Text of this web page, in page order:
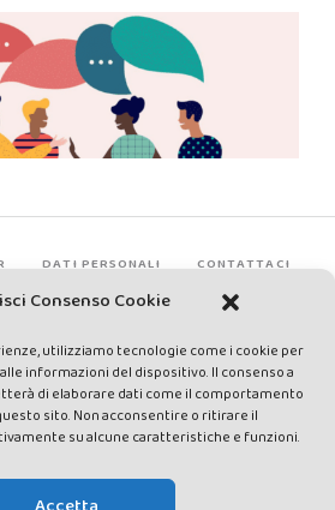
Consenso Cookie
utilizziamo tecnologie come i cookie per
informazioni del dispositivo. Il consenso a
di elaborare dati come il comportamento
sito. Non acconsentire o ritirare il
su alcune caratteristiche e funzioni.
DATI PERSONALI CONTATTACI
registrata presso il Tribunale di Siena con